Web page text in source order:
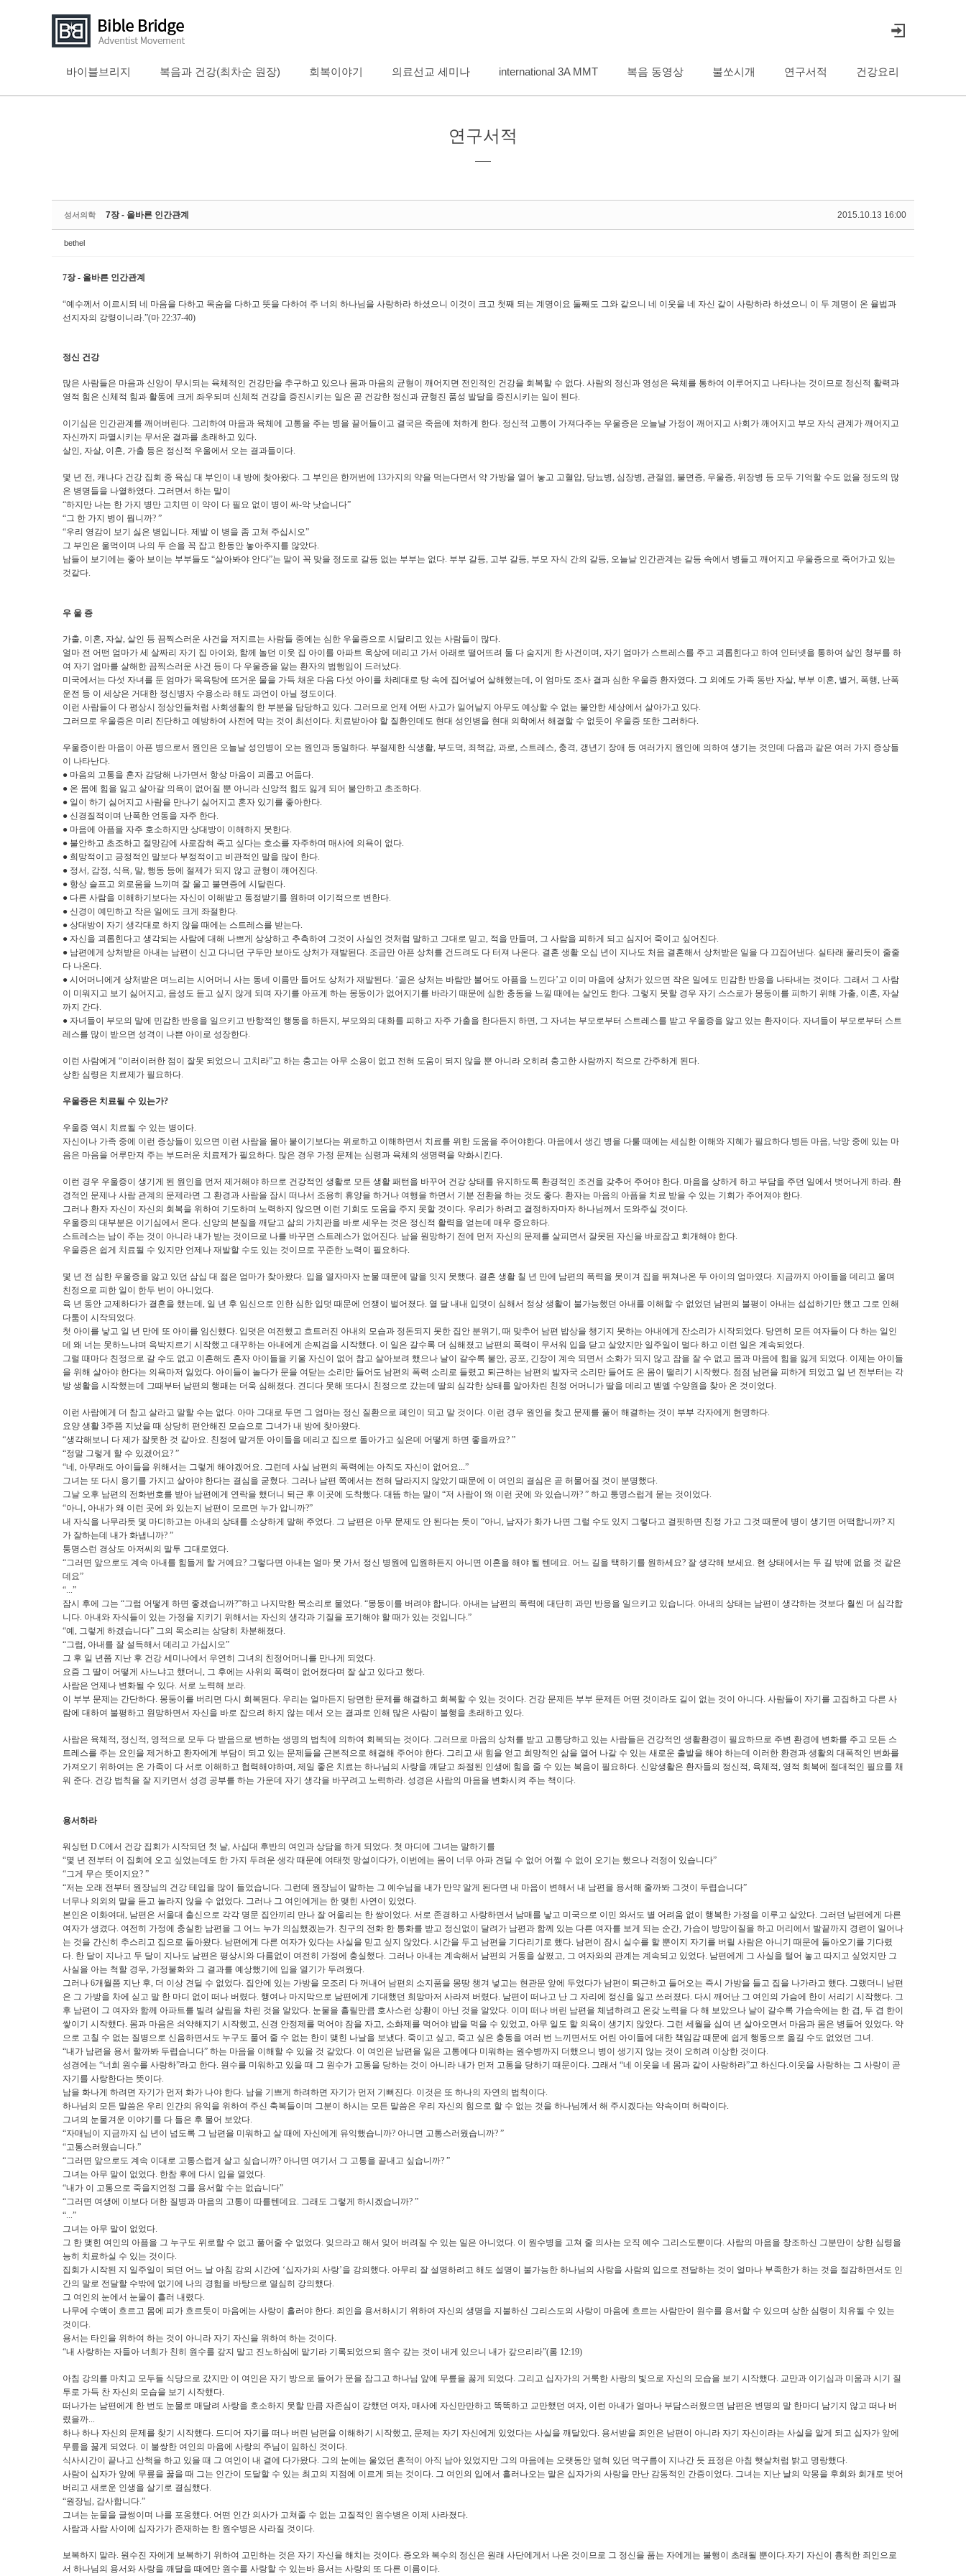
바이블브리지 복음과 건강(최차순 원장) 회복이야기 의료선교 세미나 international 3A MMT 복음 동영상 불쏘시개 연구서적 건강요리
연구서적
성서의학 2015.10.13 16:00
7장 - 올바른 인간관계
bethel
7장 - 올바른 인간관계
“예수께서 이르시되 네 마음을 다하고 목숨을 다하고 뜻을 다하여 주 너의 하나님을 사랑하라 하셨으니 이것이 크고 첫째 되는 계명이요 둘째도 그와 같으니 네 이웃을 네 자신 같이 사랑하라 하셨으니 이 두 계명이 온 율법과
선지자의 강령이니라.”(마 22:37-40)
정신 건강
많은 사람들은 마음과 신앙이 무시되는 육체적인 건강만을 추구하고 있으나 몸과 마음의 균형이 깨어지면 전인적인 건강을 회복할 수 없다. 사람의 정신과 영성은 육체를 통하여 이루어지고 나타나는 것이므로 정신적 활력과
영적 힘은 신체적 힘과 활동에 크게 좌우되며 신체적 건강을 증진시키는 일은 곧 건강한 정신과 균형진 품성 발달을 증진시키는 일이 된다.
이기심은 인간관계를 깨어버린다. 그리하여 마음과 육체에 고통을 주는 병을 끌어들이고 결국은 죽음에 처하게 한다. 정신적 고통이 가져다주는 우울증은 오늘날 가정이 깨어지고 사회가 깨어지고 부모 자식 관계가 깨어지고
자신까지 파멸시키는 무서운 결과를 초래하고 있다.
살인, 자살, 이혼, 가출 등은 정신적 우울에서 오는 결과들이다.
몇 년 전, 캐나다 건강 집회 중 육십 대 부인이 내 방에 찾아왔다. 그 부인은 한꺼번에 13가지의 약을 먹는다면서 약 가방을 열어 놓고 고혈압, 당뇨병, 심장병, 관절염, 불면증, 우울증, 위장병 등 모두 기억할 수도 없을 정도의 많
은 병명들을 나열하였다. 그러면서 하는 말이
“하지만 나는 한 가지 병만 고치면 이 약이 다 필요 없이 병이 싸-악 낫습니다”
“그 한 가지 병이 뭡니까? ”
“우리 영감이 보기 싫은 병입니다. 제발 이 병을 좀 고쳐 주십시오”
그 부인은 울먹이며 나의 두 손을 꼭 잡고 한동안 놓아주지를 않았다.
남들이 보기에는 좋아 보이는 부부들도 “살아봐야 안다”는 말이 꼭 맞을 정도로 갈등 없는 부부는 없다. 부부 갈등, 고부 갈등, 부모 자식 간의 갈등, 오늘날 인간관계는 갈등 속에서 병들고 깨어지고 우울증으로 죽어가고 있는
것같다.
우 울 증
가출, 이혼, 자살, 살인 등 끔찍스러운 사건을 저지르는 사람들 중에는 심한 우울증으로 시달리고 있는 사람들이 많다.
얼마 전 어떤 엄마가 세 살짜리 자기 집 아이와, 함께 놀던 이웃 집 아이를 아파트 옥상에 데리고 가서 아래로 떨어뜨려 둘 다 숨지게 한 사건이며, 자기 엄마가 스트레스를 주고 괴롭힌다고 하여 인터넷을 통하여 살인 청부를 하
여 자기 엄마를 살해한 끔찍스러운 사건 등이 다 우울증을 앓는 환자의 범행임이 드러났다.
미국에서는 다섯 자녀를 둔 엄마가 목욕탕에 뜨거운 물을 가득 채운 다음 다섯 아이를 차례대로 탕 속에 집어넣어 살해했는데 , 이 엄마도 조사 결과 심한 우울증 환자였다. 그 외에도 가족 동반 자살, 부부 이혼, 별거, 폭행, 난폭
운전 등 이 세상은 거대한 정신병자 수용소라 해도 과언이 아닐 정도이다.
이런 사람들이 다 평상시 정상인들처럼 사회생활의 한 부분을 담당하고 있다. 그러므로 언제 어떤 사고가 일어날지 아무도 예상할 수 없는 불안한 세상에서 살아가고 있다.
그러므로 우울증은 미리 진단하고 예방하여 사전에 막는 것이 최선이다. 치료받아야 할 질환인데도 현대 성인병을 현대 의학에서 해결할 수 없듯이 우울증 또한 그러하다.
우울증이란 마음이 아픈 병으로서 원인은 오늘날 성인병이 오는 원인과 동일하다. 부절제한 식생활, 부도덕, 죄책감, 과로, 스트레스, 충격, 갱년기 장애 등 여러가지 원인에 의하여 생기는 것인데 다음과 같은 여러 가지 증상들
이 나타난다.
● 마음의 고통을 혼자 감당해 나가면서 항상 마음이 괴롭고 어둡다.
● 온 몸에 힘을 잃고 살아갈 의욕이 없어질 뿐 아니라 신앙적 힘도 잃게 되어 불안하고 초조하다.
● 일이 하기 싫어지고 사람을 만나기 싫어지고 혼자 있기를 좋아한다.
● 신경질적이며 난폭한 언동을 자주 한다.
● 마음에 아픔을 자주 호소하지만 상대방이 이해하지 못한다.
● 불안하고 초조하고 절망감에 사로잡혀 죽고 싶다는 호소를 자주하며 매사에 의욕이 없다.
● 희망적이고 긍정적인 말보다 부정적이고 비관적인 말을 많이 한다.
● 정서, 감정, 식욕, 말, 행동 등에 절제가 되지 않고 균형이 깨어진다.
● 항상 슬프고 외로움을 느끼며 잘 울고 불면증에 시달린다.
● 다른 사람을 이해하기보다는 자신이 이해받고 동정받기를 원하며 이기적으로 변한다.
● 신경이 예민하고 작은 일에도 크게 좌절한다.
● 상대방이 자기 생각대로 하지 않을 때에는 스트레스를 받는다.
● 자신을 괴롭힌다고 생각되는 사람에 대해 나쁘게 상상하고 추측하여 그것이 사실인 것처럼 말하고 그대로 믿고, 적을 만들며, 그 사람을 피하게 되고 심지어 죽이고 싶어진다.
● 남편에게 상처받은 아내는 남편이 신고 다니던 구두만 보아도 상처가 재발된다. 조금만 아픈 상처를 건드려도 다 터져 나온다. 결혼 생활 오십 년이 지나도 처음 결혼해서 상처받은 일을 다 끄집어낸다. 실타래 풀리듯이 줄줄
다 나온다.
● 시어머니에게 상처받은 며느리는 시어머니 사는 동네 이름만 들어도 상처가 재발된다. ‘곪은 상처는 바람만 불어도 아픔을 느낀다’고 이미 마음에 상처가 있으면 작은 일에도 민감한 반응을 나타내는 것이다. 그래서 그 사람
이 미워지고 보기 싫어지고, 음성도 듣고 싶지 않게 되며 자기를 아프게 하는 몽둥이가 없어지기를 바라기 때문에 심한 충동을 느낄 때에는 살인도 한다. 그렇지 못할 경우 자기 스스로가 몽둥이를 피하기 위해 가출, 이혼, 자살
까지 간다.
● 자녀들이 부모의 말에 민감한 반응을 일으키고 반항적인 행동을 하든지 , 부모와의 대화를 피하고 자주 가출을 한다든지 하면, 그 자녀는 부모로부터 스트레스를 받고 우울증을 앓고 있는 환자이다. 자녀들이 부모로부터 스트
레스를 많이 받으면 성격이 나쁜 아이로 성장한다.
이런 사람에게 “이러이러한 점이 잘못 되었으니 고치라”고 하는 충고는 아무 소용이 없고 전혀 도움이 되지 않을 뿐 아니라 오히려 충고한 사람까지 적으로 간주하게 된다.
상한 심령은 치료제가 필요하다.
우울증은 치료될 수 있는가?
우울증 역시 치료될 수 있는 병이다.
자신이나 가족 중에 이런 증상들이 있으면 이런 사람을 몰아 붙이기보다는 위로하고 이해하면서 치료를 위한 도움을 주어야한다. 마음에서 생긴 병을 다룰 때에는 세심한 이해와 지혜가 필요하다.병든 마음, 낙망 중에 있는 마
음은 마음을 어루만져 주는 부드러운 치료제가 필요하다. 많은 경우 가정 문제는 심령과 육체의 생명력을 약화시킨다.
이런 경우 우울증이 생기게 된 원인을 먼저 제거해야 하므로 건강적인 생활로 모든 생활 패턴을 바꾸어 건강 상태를 유지하도록 환경적인 조건을 갖추어 주어야 한다. 마음을 상하게 하고 부담을 주던 일에서 벗어나게 하라. 환
경적인 문제나 사람 관계의 문제라면 그 환경과 사람을 잠시 떠나서 조용히 휴양을 하거나 여행을 하면서 기분 전환을 하는 것도 좋다. 환자는 마음의 아픔을 치료 받을 수 있는 기회가 주어져야 한다.
그러나 환자 자신이 자신의 회복을 위하여 기도하며 노력하지 않으면 이런 기회도 도움을 주지 못할 것이다. 우리가 하려고 결정하자마자 하나님께서 도와주실 것이다.
우울증의 대부분은 이기심에서 온다. 신앙의 본질을 깨닫고 삶의 가치관을 바로 세우는 것은 정신적 활력을 얻는데 매우 중요하다.
스트레스는 남이 주는 것이 아니라 내가 받는 것이므로 나를 바꾸면 스트레스가 없어진다. 남을 원망하기 전에 먼저 자신의 문제를 살피면서 잘못된 자신을 바로잡고 회개해야 한다.
우울증은 쉽게 치료될 수 있지만 언제나 재발할 수도 있는 것이므로 꾸준한 노력이 필요하다.
몇 년 전 심한 우울증을 앓고 있던 삼십 대 젊은 엄마가 찾아왔다. 입을 열자마자 눈물 때문에 말을 잇지 못했다. 결혼 생활 칠 년 만에 남편의 폭력을 못이겨 집을 뛰쳐나온 두 아이의 엄마였다. 지금까지 아이들을 데리고 울며
친정으로 피한 일이 한두 번이 아니었다.
육 년 동안 교제하다가 결혼을 했는데 , 일 년 후 임신으로 인한 심한 입덧 때문에 언쟁이 벌어졌다. 열 달 내내 입덧이 심해서 정상 생활이 불가능했던 아내를 이해할 수 없었던 남편의 불평이 아내는 섭섭하기만 했고 그로 인해
다툼이 시작되었다.
첫 아이를 낳고 일 년 만에 또 아이를 임신했다. 입덧은 여전했고 흐트러진 아내의 모습과 정돈되지 못한 집안 분위기 , 때 맞추어 남편 밥상을 챙기지 못하는 아내에게 잔소리가 시작되었다. 당연히 모든 여자들이 다 하는 일인
데 왜 너는 못하느냐며 윽박지르기 시작했고 대꾸하는 아내에게 손찌검을 시작했다. 이 일은 갈수록 더 심해졌고 남편의 폭력이 무서워 입을 닫고 살았지만 일주일이 멀다 하고 이런 일은 계속되었다.
그럴 때마다 친정으로 갈 수도 없고 이혼해도 혼자 아이들을 키울 자신이 없어 참고 살아보려 했으나 날이 갈수록 불안, 공포, 긴장이 계속 되면서 소화가 되지 않고 잠을 잘 수 없고 몸과 마음에 힘을 잃게 되었다. 이제는 아이들
을 위해 살아야 한다는 의욕마저 잃었다. 아이들이 놀다가 문을 여닫는 소리만 들어도 남편의 폭력 소리로 들렸고 퇴근하는 남편의 발자국 소리만 들어도 온 몸이 떨리기 시작했다. 점점 남편을 피하게 되었고 일 년 전부터는 각
방 생활을 시작했는데 그때부터 남편의 행패는 더욱 심해졌다. 견디다 못해 또다시 친정으로 갔는데 딸의 심각한 상태를 알아차린 친정 어머니가 딸을 데리고 벧엘 수양원을 찾아 온 것이었다.
이런 사람에게 더 참고 살라고 말할 수는 없다. 아마 그대로 두면 그 엄마는 정신 질환으로 폐인이 되고 말 것이다. 이런 경우 원인을 찾고 문제를 풀어 해결하는 것이 부부 각자에게 현명하다.
요양 생활 3주쯤 지났을 때 상당히 편안해진 모습으로 그녀가 내 방에 찾아왔다.
“생각해보니 다 제가 잘못한 것 같아요. 친정에 맡겨둔 아이들을 데리고 집으로 돌아가고 싶은데 어떻게 하면 좋을까요? ”
“정말 그렇게 할 수 있겠어요? ”
“네 , 아무래도 아이들을 위해서는 그렇게 해야겠어요. 그런데 사실 남편의 폭력에는 아직도 자신이 없어요...”
그녀는 또 다시 용기를 가지고 살아야 한다는 결심을 굳혔다. 그러나 남편 쪽에서는 전혀 달라지지 않았기 때문에 이 여인의 결심은 곧 허물어질 것이 분명했다.
그날 오후 남편의 전화번호를 받아 남편에게 연락을 했더니 퇴근 후 이곳에 도착했다. 대뜸 하는 말이 “저 사람이 왜 이런 곳에 와 있습니까? ” 하고 퉁명스럽게 묻는 것이었다.
“아니 , 아내가 왜 이런 곳에 와 있는지 남편이 모르면 누가 압니까?”
내 자식을 나무라듯 몇 마디하고는 아내의 상태를 소상하게 말해 주었다. 그 남편은 아무 문제도 안 된다는 듯이 “아니 , 남자가 화가 나면 그럴 수도 있지 그렇다고 걸핏하면 친정 가고 그것 때문에 병이 생기면 어떡합니까? 지
가 잘하는데 내가 화냅니까? ”
퉁명스런 경상도 아저씨의 말투 그대로였다.
“그러면 앞으로도 계속 아내를 힘들게 할 거예요? 그렇다면 아내는 얼마 못 가서 정신 병원에 입원하든지 아니면 이혼을 해야 될 텐데요. 어느 길을 택하기를 원하세요? 잘 생각해 보세요. 현 상태에서는 두 길 밖에 없을 것 같은
데요”
“...”
잠시 후에 그는 “그럼 어떻게 하면 좋겠습니까?”하고 나지막한 목소리로 물었다. “몽둥이를 버려야 합니다. 아내는 남편의 폭력에 대단히 과민 반응을 일으키고 있습니다. 아내의 상태는 남편이 생각하는 것보다 훨씬 더 심각합
니다. 아내와 자식들이 있는 가정을 지키기 위해서는 자신의 생각과 기질을 포기해야 할 때가 있는 것입니다.”
“예 , 그렇게 하겠습니다” 그의 목소리는 상당히 차분해졌다.
“그럼, 아내를 잘 설득해서 데리고 가십시오”
그 후 일 년쯤 지난 후 건강 세미나에서 우연히 그녀의 친정어머니를 만나게 되었다.
요즘 그 딸이 어떻게 사느냐고 했더니 , 그 후에는 사위의 폭력이 없어졌다며 잘 살고 있다고 했다.
사람은 언제나 변화될 수 있다. 서로 노력해 보라.
이 부부 문제는 간단하다. 몽둥이를 버리면 다시 회복된다. 우리는 얼마든지 당면한 문제를 해결하고 회복할 수 있는 것이다. 건강 문제든 부부 문제든 어떤 것이라도 길이 없는 것이 아니다. 사람들이 자기를 고집하고 다른 사
람에 대하여 불평하고 원망하면서 자신을 바로 잡으려 하지 않는 데서 오는 결과로 인해 많은 사람이 불행을 초래하고 있다.
사람은 육체적, 정신적, 영적으로 모두 다 받음으로 변하는 생명의 법칙에 의하여 회복되는 것이다. 그러므로 마음의 상처를 받고 고통당하고 있는 사람들은 건강적인 생활환경이 필요하므로 주변 환경에 변화를 주고 모든 스
트레스를 주는 요인을 제거하고 환자에게 부담이 되고 있는 문제들을 근본적으로 해결해 주어야 한다. 그리고 새 힘을 얻고 희망적인 삶을 열어 나갈 수 있는 새로운 출발을 해야 하는데 이러한 환경과 생활의 대폭적인 변화를
가져오기 위하여는 온 가족이 다 서로 이해하고 협력해야하며, 제일 좋은 치료는 하나님의 사랑을 깨닫고 좌절된 인생에 힘을 줄 수 있는 복음이 필요하다. 신앙생활은 환자들의 정신적, 육체적, 영적 회복에 절대적인 필요를 채
워 준다. 건강 법칙을 잘 지키면서 성경 공부를 하는 가운데 자기 생각을 바꾸려고 노력하라. 성경은 사람의 마음을 변화시켜 주는 책이다.
용서하라
워싱턴 D.C에서 건강 집회가 시작되던 첫 날, 사십대 후반의 여인과 상담을 하게 되었다. 첫 마디에 그녀는 말하기를
“몇 년 전부터 이 집회에 오고 싶었는데도 한 가지 두려운 생각 때문에 여태껏 망설이다가, 이번에는 몸이 너무 아파 견딜 수 없어 어쩔 수 없이 오기는 했으나 걱정이 있습니다”
“그게 무슨 뜻이지요? ”
“저는 오래 전부터 원장님의 건강 테입을 많이 들었습니다. 그런데 원장님이 말하는 그 예수님을 내가 만약 알게 된다면 내 마음이 변해서 내 남편을 용서해 줄까봐 그것이 두렵습니다”
너무나 의외의 말을 듣고 놀라지 않을 수 없었다. 그러나 그 여인에게는 한 맺힌 사연이 있었다.
본인은 이화여대, 남편은 서울대 출신으로 각각 명문 집안끼리 만나 잘 어울리는 한 쌍이었다. 서로 존경하고 사랑하면서 남매를 낳고 미국으로 이민 와서도 별 어려움 없이 행복한 가정을 이루고 살았다. 그러던 남편에게 다른
여자가 생겼다. 여전히 가정에 충실한 남편을 그 어느 누가 의심했겠는가. 친구의 전화 한 통화를 받고 정신없이 달려가 남편과 함께 있는 다른 여자를 보게 되는 순간, 가슴이 방망이질을 하고 머리에서 발끝까지 경련이 일어나
는 것을 간신히 추스리고 집으로 돌아왔다. 남편에게 다른 여자가 있다는 사실을 믿고 싶지 않았다. 시간을 두고 남편을 기다리기로 했다. 남편이 잠시 실수를 할 뿐이지 자기를 버릴 사람은 아니기 때문에 돌아오기를 기다렸
다. 한 달이 지나고 두 달이 지나도 남편은 평상시와 다름없이 여전히 가정에 충실했다. 그러나 아내는 계속해서 남편의 거동을 살폈고, 그 여자와의 관계는 계속되고 있었다. 남편에게 그 사실을 털어 놓고 따지고 싶었지만 그
사실을 아는 척할 경우, 가정불화와 그 결과를 예상했기에 입을 열기가 두려웠다.
그러나 6개월쯤 지난 후, 더 이상 견딜 수 없었다. 집안에 있는 가방을 모조리 다 꺼내어 남편의 소지품을 몽땅 챙겨 넣고는 현관문 앞에 두었다가 남편이 퇴근하고 들어오는 즉시 가방을 들고 집을 나가라고 했다. 그랬더니 남편
은 그 가방을 차에 싣고 말 한 마디 없이 떠나 버렸다. 행여나 마지막으로 남편에게 기대했던 희망마저 사라져 버렸다. 남편이 떠나고 난 그 자리에 정신을 잃고 쓰러졌다. 다시 깨어난 그 여인의 가슴에 한이 서리기 시작했다. 그
후 남편이 그 여자와 함께 아파트를 빌려 살림을 차린 것을 알았다. 눈물을 흘릴만큼 호사스런 상황이 아닌 것을 알았다. 이미 떠나 버린 남편을 체념하려고 온갖 노력을 다 해 보았으나 날이 갈수록 가슴속에는 한 겹, 두 겹 한이
쌓이기 시작했다. 몸과 마음은 쇠약해지기 시작했고, 신경 안정제를 먹어야 잠을 자고, 소화제를 먹어야 밥을 먹을 수 있었고, 아무 일도 할 의욕이 생기지 않았다. 그런 세월을 십여 년 살아오면서 마음과 몸은 병들어 있었다. 약
으로 고칠 수 없는 질병으로 신음하면서도 누구도 풀어 줄 수 없는 한이 맺힌 나날을 보냈다. 죽이고 싶고, 죽고 싶은 충동을 여러 번 느끼면서도 어린 아이들에 대한 책임감 때문에 쉽게 행동으로 옮길 수도 없었던 그녀 .
“내가 남편을 용서 할까봐 두렵습니다” 하는 마음을 이해할 수 있을 것 같았다. 이 여인은 남편을 잃은 고통에다 미워하는 원수병까지 더했으니 병이 생기지 않는 것이 오히려 이상한 것이다.
성경에는 “너희 원수를 사랑하”라고 한다. 원수를 미워하고 있을 때 그 원수가 고통을 당하는 것이 아니라 내가 먼저 고통을 당하기 때문이다. 그래서 “네 이웃을 네 몸과 같이 사랑하라”고 하신다.이웃을 사랑하는 그 사랑이 곧
자기를 사랑한다는 뜻이다.
남을 화나게 하려면 자기가 먼저 화가 나야 한다. 남을 기쁘게 하려하면 자기가 먼저 기뻐진다. 이것은 또 하나의 자연의 법칙이다.
하나님의 모든 말씀은 우리 인간의 유익을 위하여 주신 축복들이며 그분이 하시는 모든 말씀은 우리 자신의 힘으로 할 수 없는 것을 하나님께서 해 주시겠다는 약속이며 허락이다.
그녀의 눈물겨운 이야기를 다 들은 후 물어 보았다.
“자매님이 지금까지 십 년이 넘도록 그 남편을 미워하고 살 때에 자신에게 유익했습니까? 아니면 고통스러웠습니까? ”
“고통스러웠습니다.”
“그러면 앞으로도 계속 이대로 고통스럽게 살고 싶습니까? 아니면 여기서 그 고통을 끝내고 싶습니까? ”
그녀는 아무 말이 없었다. 한참 후에 다시 입을 열었다.
“내가 이 고통으로 죽을지언정 그를 용서할 수는 없습니다”
“그러면 여생에 이보다 더한 질병과 마음의 고통이 따를텐데요. 그래도 그렇게 하시겠습니까? ”
“...”
그녀는 아무 말이 없었다.
그 한 맺힌 여인의 아픔을 그 누구도 위로할 수 없고 풀어줄 수 없었다. 잊으라고 해서 잊어 버려질 수 있는 일은 아니었다. 이 원수병을 고쳐 줄 의사는 오직 예수 그리스도뿐이다. 사람의 마음을 창조하신 그분만이 상한 심령을
능히 치료하실 수 있는 것이다.
집회가 시작된 지 일주일이 되던 어느 날 아침 강의 시간에 ‘십자가의 사랑’을 강의했다. 아무리 잘 설명하려고 해도 설명이 불가능한 하나님의 사랑을 사람의 입으로 전달하는 것이 얼마나 부족한가 하는 것을 절감하면서도 인
간의 말로 전달할 수밖에 없기에 나의 경험을 바탕으로 열심히 강의했다.
그 여인의 눈에서 눈물이 흘러 내렸다.
나무에 수액이 흐르고 몸에 피가 흐르듯이 마음에는 사랑이 흘러야 한다. 죄인을 용서하시기 위하여 자신의 생명을 지불하신 그리스도의 사랑이 마음에 흐르는 사람만이 원수를 용서할 수 있으며 상한 심령이 치유될 수 있는
것이다.
용서는 타인을 위하여 하는 것이 아니라 자기 자신을 위하여 하는 것이다.
“내 사랑하는 자들아 너희가 친히 원수를 갚지 말고 진노하심에 맡기라 기록되었으되 원수 갚는 것이 내게 있으니 내가 갚으리라”(롬 12:19)
아침 강의를 마치고 모두들 식당으로 갔지만 이 여인은 자기 방으로 들어가 문을 잠그고 하나님 앞에 무릎을 꿇게 되었다. 그리고 십자가의 거룩한 사랑의 빛으로 자신의 모습을 보기 시작했다. 교만과 이기심과 미움과 시기 질
투로 가득 찬 자신의 모습을 보기 시작했다.
떠나가는 남편에게 한 번도 눈물로 매달려 사랑을 호소하지 못할 만큼 자존심이 강했던 여자, 매사에 자신만만하고 똑똑하고 교만했던 여자, 이런 아내가 얼마나 부담스러웠으면 남편은 변명의 말 한마디 남기지 않고 떠나 버
렸을까...
하나 하나 자신의 문제를 찾기 시작했다. 드디어 자기를 떠나 버린 남편을 이해하기 시작했고, 문제는 자기 자신에게 있었다는 사실을 깨달았다. 용서받을 죄인은 남편이 아니라 자기 자신이라는 사실을 알게 되고 십자가 앞에
무릎을 꿇게 되었다. 이 불쌍한 여인의 마음에 사랑의 주님이 임하신 것이다.
식사시간이 끝나고 산책을 하고 있을 때 그 여인이 내 곁에 다가왔다. 그의 눈에는 울었던 흔적이 아직 남아 있었지만 그의 마음에는 오랫동안 덮혀 있던 먹구름이 지나간 듯 표정은 아침 햇살처럼 밝고 명랑했다.
사람이 십자가 앞에 무릎을 꿇을 때 그는 인간이 도달할 수 있는 최고의 지점에 이르게 되는 것이다. 그 여인의 입에서 흘러나오는 말은 십자가의 사랑을 만난 감동적인 간증이었다. 그녀는 지난 날의 악몽을 후회와 회개로 벗어
버리고 새로운 인생을 살기로 결심했다.
“원장님, 감사합니다.”
그녀는 눈물을 글썽이며 나를 포옹했다. 어떤 인간 의사가 고쳐줄 수 없는 고질적인 원수병은 이제 사라졌다.
사람과 사람 사이에 십자가가 존재하는 한 원수병은 사라질 것이다.
보복하지 말라. 원수진 자에게 보복하기 위하여 고민하는 것은 자기 자신을 해치는 것이다. 증오와 복수의 정신은 원래 사단에게서 나온 것이므로 그 정신을 품는 자에게는 불행이 초래될 뿐이다.자기 자신이 흉칙한 죄인으로
서 하나님의 용서와 사랑을 깨달을 때에만 원수를 사랑할 수 있는바 용서는 사랑의 또 다른 이름이다.